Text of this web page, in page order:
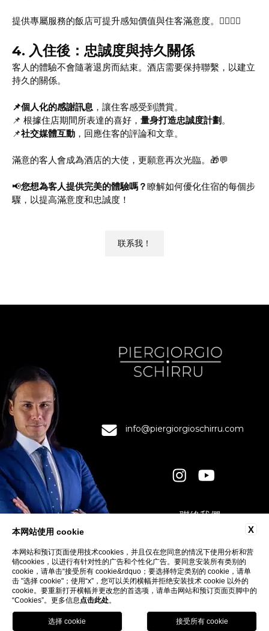
提供專屬服務的飯店可提升感知價值與住客滿意度。🏋️‍♂️🧘‍♀️
4. 入住後：忠誠度與持久關係
客人的體驗不會隨著退房而結束。酒店需要保持聯繫，以建立
持久的關係。
📌個人化的感謝訊息 ，讓住客感受到讚賞。
📌 根據住店期間所表達的喜好， 量身打造忠誠度計劃。
📌社交媒體互動 ，回應住客的評論和文章。
滿意的客人會成為酒店的大使，更願意再次光臨。🎁💬
📢您想為客人提供完美的體驗嗎？瞭解如何優化住宿的每個步
驟，以提高滿意度和忠誠度！
联系我！
info@piergiorgioschirru.com
聯絡我們
COOKIE
ACCESSIBILITY
X
本网站使用 cookie
本网站和预订页面使用技术cookies，并且仅在您同意的情况下使用分析和营
销cookies，以进行有针对性的广告和个性化广告。要同意安装所有类别的
cookie，请单击“接受所有 cookie&rdquo；要选择特定类别的 cookie，请单
击 "选择 cookie"；使用“x”，您可以关闭横幅并拒绝安装技术 cookie 以外的
cookie。要重新打开横幅并更改您的首选项，请单击网站和预订页面页脚中的
“Cookies”。更多信息点击此处。